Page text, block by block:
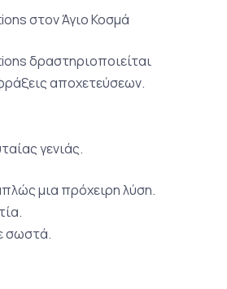
στον Άγιο Κοσμά
δραστηριοποιείται
αποχετεύσεων.
γενιάς.
μια πρόχειρη λύση.
σωστά.